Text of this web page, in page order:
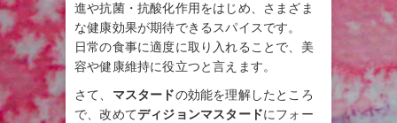
進や抗菌・抗酸化作用をはじめ、さまざま
な健康効果が期待できるスパイスです。
日常の食事に適度に取り入れることで、美
容や健康維持に役立つと言えます。
さて、 マスタードの効能を理解したところ
で、改めてディジョンマスタードにフォー